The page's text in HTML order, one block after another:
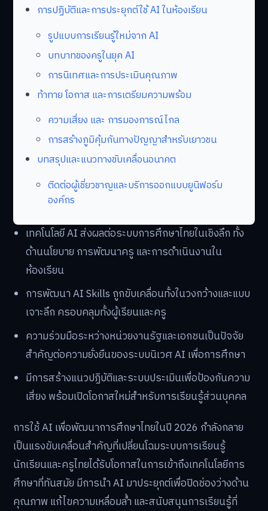
การปฏิบัติและการประยุกต์ใช้ AI ในห้องเรียน
รูปแบบการเรียนรู้ใหม่จาก AI
บทบาทของครูในยุค AI
การนิเทศและการประเมินคุณภาพ
ท้าทาย โอกาส และการเตรียมความพร้อม
ความเสี่ยง และ การมองการณ์ไกล
การสร้างภูมิคุ้มกันทางปัญญาสำหรับเยาวชน
บทสรุปและแนวทางขับเคลื่อนอนาคต
ติดต่อผู้เชี่ยวชาญและบริการออกแบบยูนิฟอร์ม
องค์กร
เทคโนโลยี AI ส่งผลต่อระบบการศึกษาไทยในเชิงลึก ทั้ง
ด้านนโยบาย การพัฒนาครู และการดำเนินงานใน
ห้องเรียน
การพัฒนา AI Skills ถูกขับเคลื่อนทั้งในวงกว้างและแบบ
เจาะลึก ครอบคลุมทั้งผู้เรียนและครู
ความร่วมมือระหว่างหน่วยงานรัฐและเอกชนเป็นปัจจัย
สำคัญต่อความยั่งยืนของระบบนิเวศ AI เพื่อการศึกษา
มีการสร้างแนวปฏิบัติและระบบประเมินเพื่อป้องกันความ
เสี่ยง พร้อมเปิดโอกาสใหม่สำหรับการเรียนรู้ส่วนบุคคล
การใช้ AI เพื่อพัฒนาการศึกษาไทยในปี 2026 กำลังกลาย
เป็นแรงขับเคลื่อนสำคัญที่เปลี่ยนโฉมระบบการเรียนรู้
นักเรียนและครูไทยได้รับโอกาสในการเข้าถึงเทคโนโลยีการ
ศึกษาที่ทันสมัย มีการนำ AI มาประยุกต์เพื่อปิดช่องว่างด้าน
คุณภาพ แก้ไขความเหลื่อมล้ำ และสนับสนุนการเรียนรู้ที่